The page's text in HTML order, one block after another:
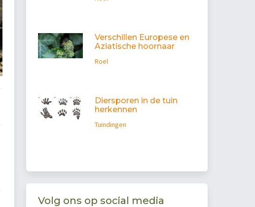
Verschillen Europese en
Aziatische hoornaar
Roel
Diersporen in de tuin
herkennen
Tuindingen
Volg ons op social media